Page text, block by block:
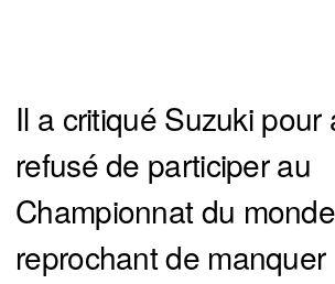
Il a critiqué Suzuki pour
refusé de participer au
Championnat du
reprochant de manquer